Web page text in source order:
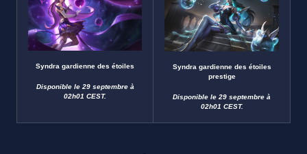
Syndra gardienne des étoiles
Disponible le 29 septembre à
02h01 CEST.
Syndra gardienne des étoiles
prestige
Disponible le 29 septembre à
02h01 CEST.